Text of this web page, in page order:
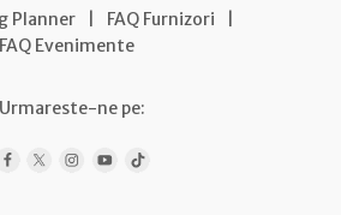
Planner FAQ Furnizori
FAQ Evenimente
Urmareste-ne pe: